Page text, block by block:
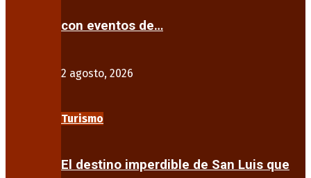
con eventos de…
2 agosto, 2026
Turismo
El destino imperdible de San Luis que